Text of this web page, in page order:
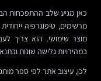
כאן מגיע שלב ההתפכחות
מרשימים, טיפוגרפיה
מוצר שימושי. הוא צריך
במהירויות גלישה שונות
לכן, עיצוב אתר לפי ספר